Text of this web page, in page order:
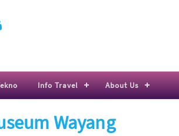
Info Travel About Us
Wayang